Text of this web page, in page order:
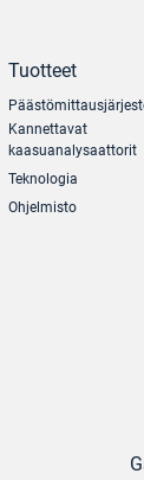
Tuotteet
Kannettavat
kaasuanalysaattorit
Teknologia
Ohjelmisto